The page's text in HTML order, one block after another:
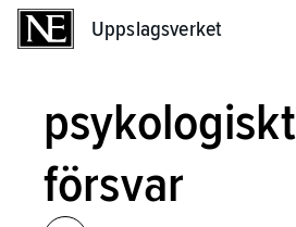
Uppslagsverket
psykologiskt
försvar